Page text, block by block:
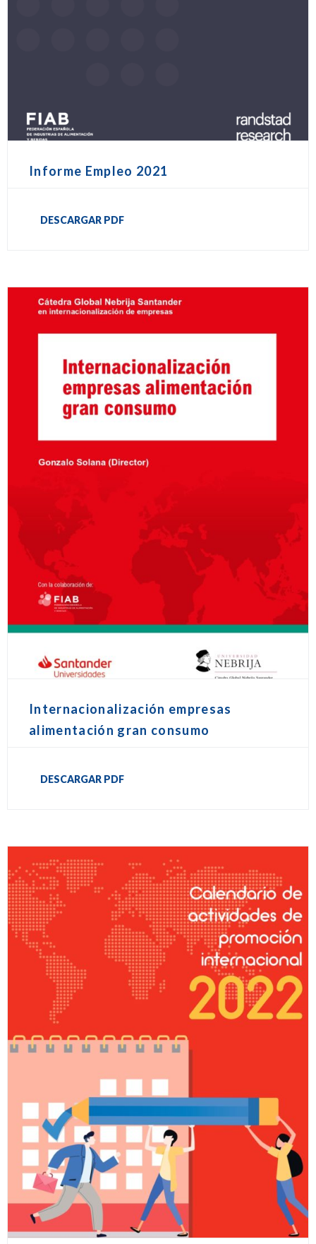
Informe Empleo 2021
DESCARGAR PDF
Internacionalización empresas
alimentación gran consumo
DESCARGAR PDF